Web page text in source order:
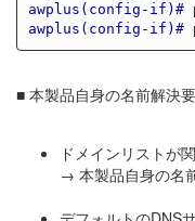
awplus(config-if)#
awplus(config-if)#
■ 本製品自身の名前解決
ドメインリストが
→ 本製品自身の名